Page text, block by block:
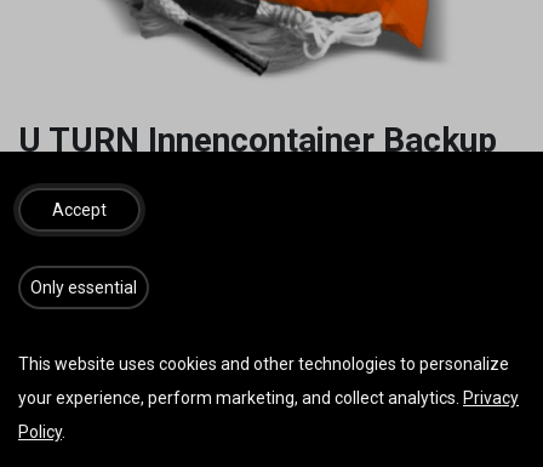
U TURN Innencontainer Backup
RS 100 Ultimate
24,00€ inkl. MwSt.
IN DEN WARENKORB JETZT KAUFEN
Auf die Wunschliste
Accept
​​​Only essential
This website uses cookies and other technologies to personalize
your experience, perform marketing, and collect analytics. Privacy
Policy.